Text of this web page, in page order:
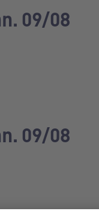
09/08
09/08